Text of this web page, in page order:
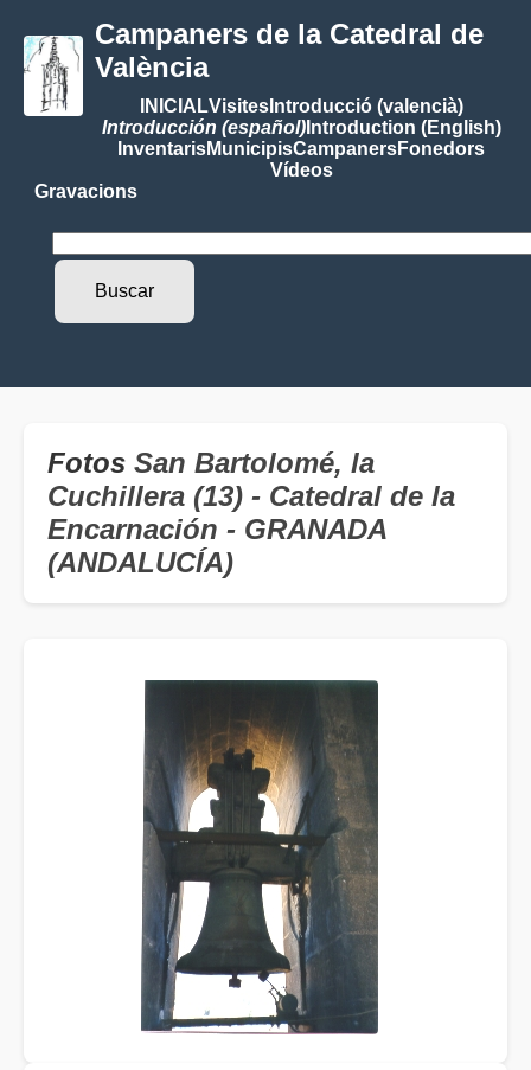
Campaners de la Catedral de
València
INICIALVisitesIntroducció (valencià)
Introducción (español)Introduction (English)
InventarisMunicipisCampanersFonedors
Vídeos
Gravacions
Fotos San Bartolomé, la
Cuchillera (13) - Catedral de la
Encarnación - GRANADA
(ANDALUCÍA)